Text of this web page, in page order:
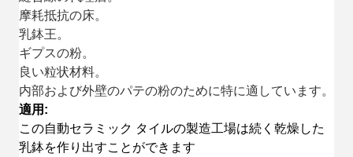
摩耗抵抗の床。
乳鉢王。
ギプスの粉。
良い粒状材料。
内部および外壁のパテの粉のために特に適しています。
適用:
この自動セラミック タイルの製造工場は続く乾燥した
乳鉢を作り出すことができます